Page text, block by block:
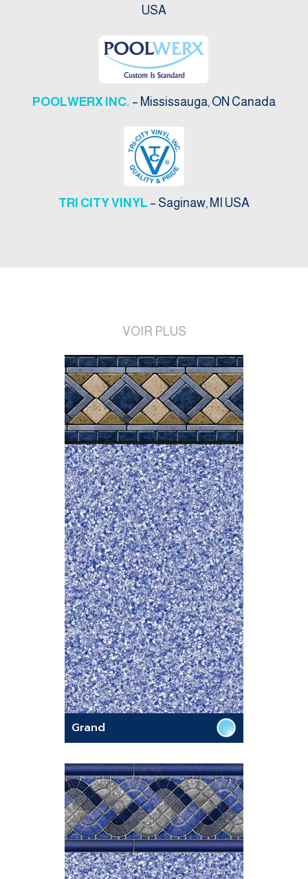
USA
POOLWERX INC. – Mississauga, ON Canada
TRI CITY VINYL – Saginaw, MI USA
VOIR PLUS
Grand